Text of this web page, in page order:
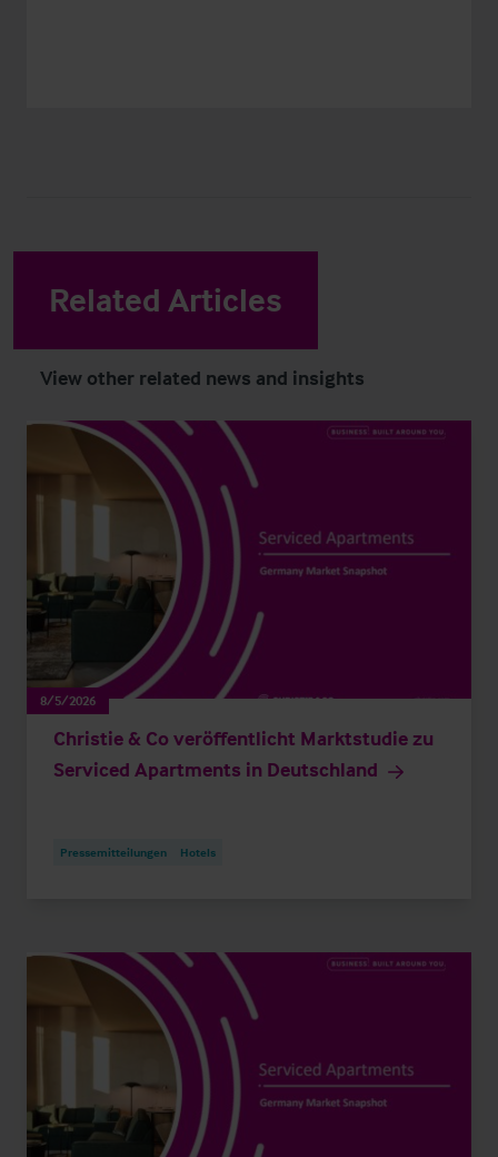
Related Articles
View other related news and insights
8/5/2026
Christie & Co veröffentlicht Marktstudie zu
Serviced Apartments in Deutschland
Pressemitteilungen Hotels